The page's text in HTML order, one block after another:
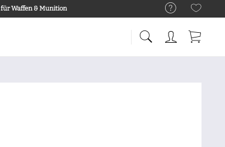
für Waffen & Munition